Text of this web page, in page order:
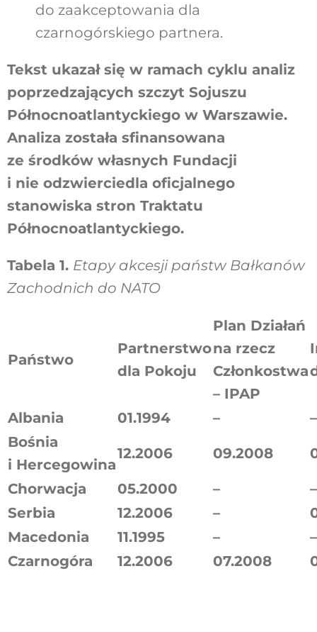
do zaakceptowania dla
czarnogórskiego partnera.
Tekst ukazał się w ramach cyklu analiz
poprzedzających szczyt Sojuszu
Północnoatlantyckiego w Warszawie.
Analiza została sfinansowana
ze środków własnych Fundacji
i nie odzwierciedla oficjalnego
stanowiska stron Traktatu
Północnoatlantyckiego.
Tabela 1. Etapy akcesji państw Bałkanów
Zachodnich do NATO
Państwo
Partnerstwo
dla Pokoju
Plan Działań
na rzecz
Członkostwa
– IPAP
Albania 01.1994 –
–
Bośnia
i Hercegowina
12.2006 09.2008
Chorwacja 05.2000 –
–
Serbia
12.2006 –
Macedonia
11.1995 –
–
Czarnogóra
12.2006 07.2008